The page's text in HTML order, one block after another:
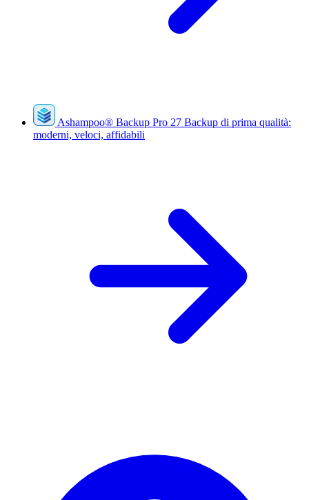
Ashampoo® Backup Pro 27 Backup di prima qualità:
moderni, veloci, affidabili